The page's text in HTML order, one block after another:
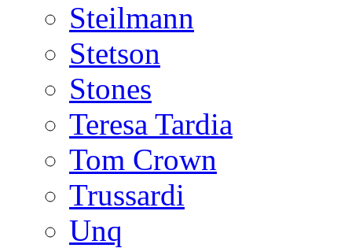
Steilmann
Stetson
Stones
Teresa Tardia
Tom Crown
Trussardi
Unq